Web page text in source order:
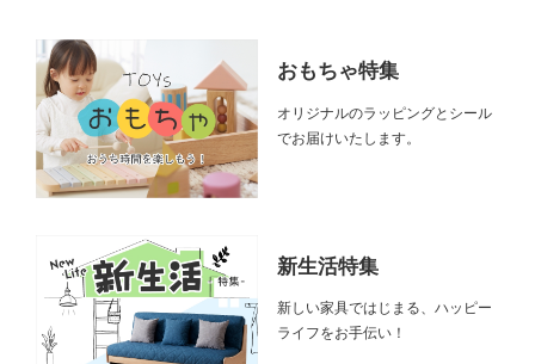
おもちゃ特集
オリジナルのラッピングとシール
でお届けいたします。
新生活特集
新しい家具ではじまる、ハッピー
ライフをお手伝い！